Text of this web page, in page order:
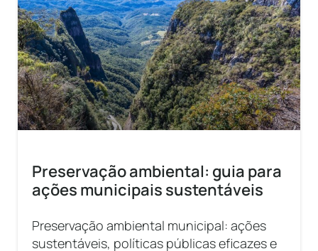
Preservação ambiental: guia para
ações municipais sustentáveis
Preservação ambiental municipal: ações
sustentáveis, políticas públicas eficazes e